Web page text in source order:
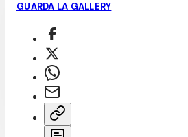
GUARDA LA GALLERY